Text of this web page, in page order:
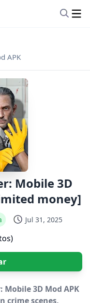
APK
Mobile 3D
money]
Jul 31, 2025
Mobile 3D Mod APK
crime scenes,